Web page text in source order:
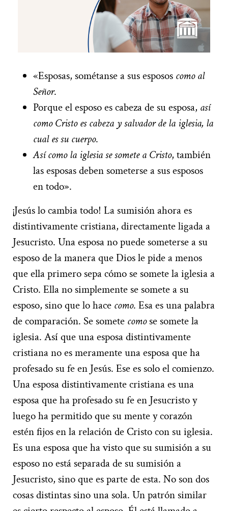
«Esposas, sométanse a sus esposos como al
Señor.
Porque el esposo es cabeza de su esposa, así
como Cristo es cabeza y salvador de la iglesia, la
cual es su cuerpo.
Así como la iglesia se somete a Cristo, también
las esposas deben someterse a sus esposos
en todo».
¡Jesús lo cambia todo! La sumisión ahora es
distintivamente cristiana, directamente ligada a
Jesucristo. Una esposa no puede someterse a su
esposo de la manera que Dios le pide a menos
que ella primero sepa cómo se somete la iglesia a
Cristo. Ella no simplemente se somete a su
esposo, sino que lo hace como. Esa es una palabra
de comparación. Se somete comose somete la
iglesia. Así que una esposa distintivamente
cristiana no es meramente una esposa que ha
profesado su fe en Jesús. Ese es solo el comienzo.
Una esposa distintivamente cristiana es una
esposa que ha profesado su fe en Jesucristo y
luego ha permitido que su mente y corazón
estén fijos en la relación de Cristo con su iglesia.
Es una esposa que ha visto que su sumisión a su
esposo no está separada de su sumisión a
Jesucristo, sino que es parte de esta. No son dos
cosas distintas sino una sola. Un patrón similar